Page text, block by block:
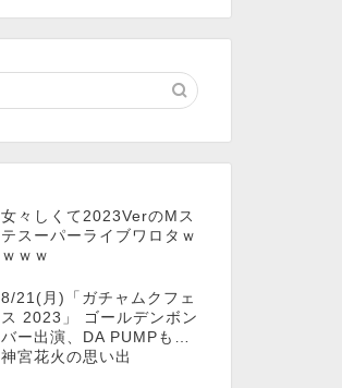
女々しくて2023VerのMス
テスーパーライブワロタｗ
ｗｗｗ
8/21(月)「ガチャムクフェ
ス 2023」 ゴールデンボン
バー出演、DA PUMPも…
神宮花火の思い出